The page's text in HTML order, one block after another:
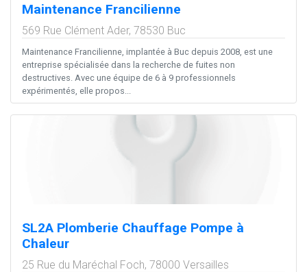
Maintenance Francilienne
569 Rue Clément Ader, 78530 Buc
Maintenance Francilienne, implantée à Buc depuis 2008, est une
entreprise spécialisée dans la recherche de fuites non
destructives. Avec une équipe de 6 à 9 professionnels
expérimentés, elle propos...
SL2A Plomberie Chauffage Pompe à
Chaleur
25 Rue du Maréchal Foch, 78000 Versailles